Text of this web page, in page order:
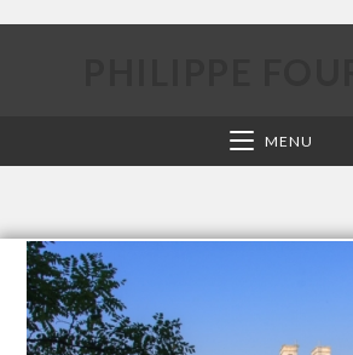
MENU